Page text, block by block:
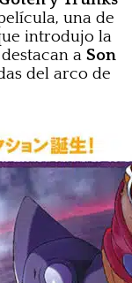
una de
introdujo la
a Son
del arco de